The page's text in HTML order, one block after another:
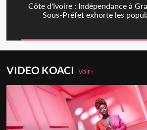
Côte d'Ivoire : Indépendance à
Sous-Préfet exhorte les
VIDEO KOACIVoir+